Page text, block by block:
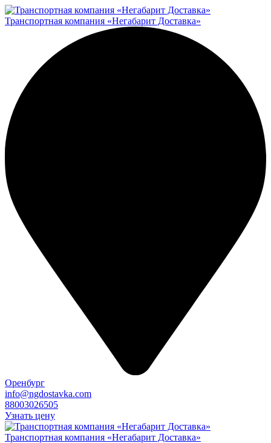
Транспортная компания «Негабарит Доставка»
Оренбург
info@ngdostavka.com
88003026505
Узнать цену
Транспортная компания «Негабарит Доставка»